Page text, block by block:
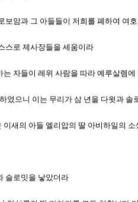
암과 그 아들들이 저희를 폐하여 여
스로 제사장들을 세움이라
자들이 레위 사람을 따라 예루살렘
였으니 이는 무리가 삼 년을 다윗과 솔
새의 아들 엘리압의 딸 아비하일의 소
슬로밋을 낳았더라